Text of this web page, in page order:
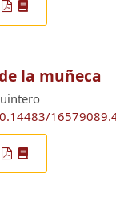
la muñeca